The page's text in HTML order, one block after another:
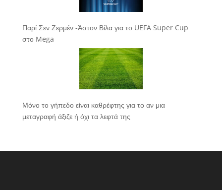
Παρί Σεν Ζερμέν -Άστον Βίλα για το UEFA Super Cup
στο Mega
Μόνο το γήπεδο είναι καθρέφτης για το αν μια
μεταγραφή άξιζε ή όχι τα λεφτά της